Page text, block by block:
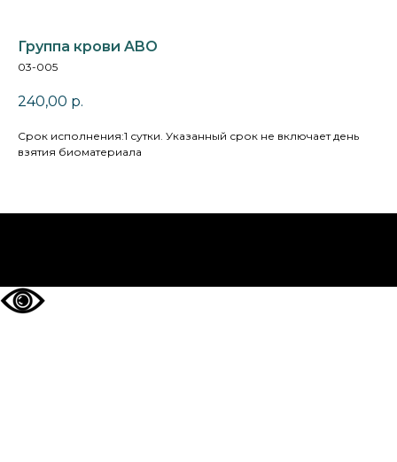
Группа крови ABO
03-005
240,00 р.
Cрок исполнения:1 сутки. Указанный срок не включает день
взятия биоматериала